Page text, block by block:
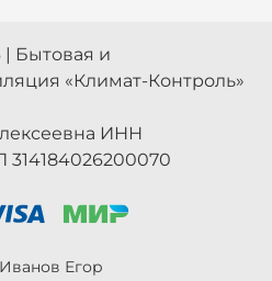
| Бытовая и
«Климат-Контроль»
ИНН
Иванов Егор